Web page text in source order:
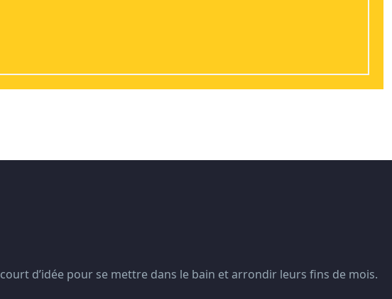
d’idée pour se mettre dans le bain et arrondir leurs fins de mois.